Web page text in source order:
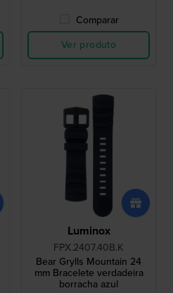
Comparar
Ver produto
Luminox
FPX.2407.40B.K
Bear Grylls Mountain 24
mm Bracelete verdadeira
borracha azul